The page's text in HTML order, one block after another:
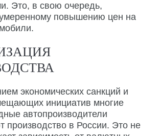
Это, в свою очередь,
повышению цен на
экономических санкций и
инициатив многие
автопроизводители
производство в России. Это не